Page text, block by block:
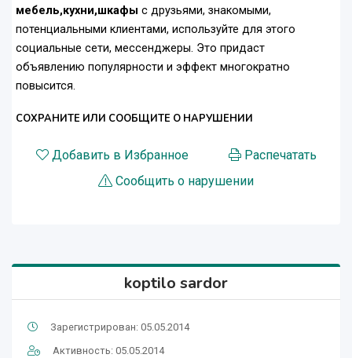
мебель,кухни,шкафы с друзьями, знакомыми,
потенциальными клиентами, используйте для этого
социальные сети, мессенджеры. Это придаст
объявлению популярности и эффект многократно
повысится.
СОХРАНИТЕ ИЛИ СООБЩИТЕ О НАРУШЕНИИ
Добавить в Избранное
Распечатать
Сообщить о нарушении
koptilo sardor
Зарегистрирован: 05.05.2014
Активность: 05.05.2014